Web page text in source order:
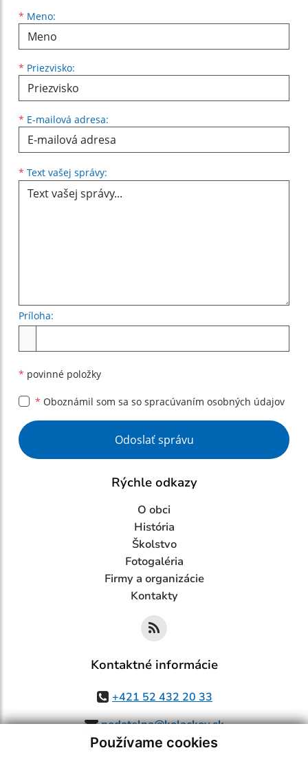
Používame cookies
* Meno:
Meno
* Priezvisko:
Priezvisko
* E-mailová adresa:
E-mailová adresa
* Text vašej správy:
Príloha:
* povinné položky
* Oboznámil som sa so spracúvaním osobných údajov
Google reCaptcha Response
Odoslať správu
Rýchle odkazy
O obci
História
Školstvo
Fotogaléria
Firmy a organizácie
Kontakty
Kontaktné informácie
+421 52 432 20 33
podatelna@kolackov.sk